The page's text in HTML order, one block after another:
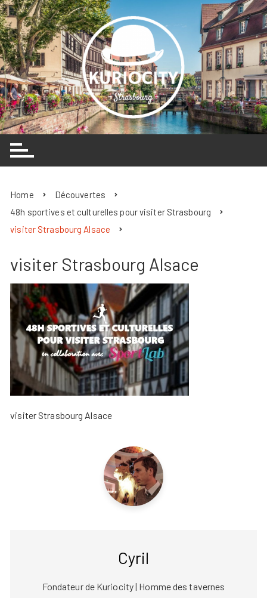
Skip
to
content
Home
Découvertes
48h sportives et culturelles pour visiter Strasbourg
visiter Strasbourg Alsace
visiter Strasbourg Alsace
visiter Strasbourg Alsace
Cyril
Fondateur de Kuriocity | Homme des tavernes